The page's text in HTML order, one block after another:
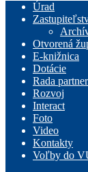
Úrad
Otvorená
E-knižnica
Dotácie
Rada
Rozvoj
Interact
Foto
Video
Kontakty
Voľby do